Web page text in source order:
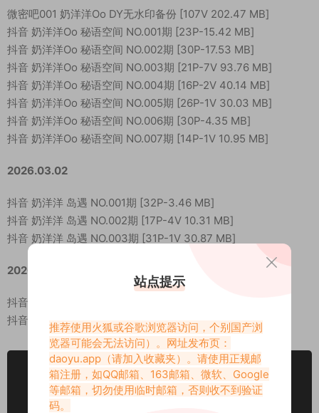
微密吧001 奶洋洋Oo DY无水印备份 [107V 202.47 MB]
抖音 奶洋洋Oo 秘语空间 NO.001期 [23P-15.42 MB]
抖音 奶洋洋Oo 秘语空间 NO.002期 [30P-17.53 MB]
抖音 奶洋洋Oo 秘语空间 NO.003期 [21P-7V 93.76 MB]
抖音 奶洋洋Oo 秘语空间 NO.004期 [16P-2V 40.14 MB]
抖音 奶洋洋Oo 秘语空间 NO.005期 [26P-1V 30.03 MB]
抖音 奶洋洋Oo 秘语空间 NO.006期 [30P-4.35 MB]
抖音 奶洋洋Oo 秘语空间 NO.007期 [14P-1V 10.95 MB]
2026.03.02
抖音 奶洋洋 岛遇 NO.001期 [32P-3.46 MB]
抖音 奶洋洋 岛遇 NO.002期 [17P-4V 10.31 MB]
抖音 奶洋洋 岛遇 NO.003期 [31P-1V 30.87 MB]
2026.03.20
抖音 奶洋洋 岛遇 NO.004期 [28P-3.08 MB]
抖音 奶洋洋 岛遇 NO.005期 [23P-2V 11.97 MB]
下载价格 VIP专享
仅限VIP下载
升级VIP
站点提示
推荐使用火狐或谷歌浏览器访问，个别国产浏
览器可能会无法访问）。网址发布页：
daoyu.app （请加入收藏夹）。请使用正规邮
箱注册，如QQ邮箱、163邮箱、微软、Google
等邮箱，切勿使用临时邮箱，否则收不到验证
码。